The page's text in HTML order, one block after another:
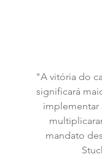
"A vitória do
significará
implementar
mandato